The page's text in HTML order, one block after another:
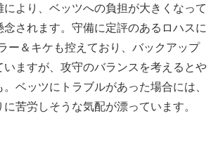
により、ベッツへの負担が大きくなって
念されます。守備に定評のあるロハスに
ー＆キケも控えており、バックアップ
いますが、攻守のバランスを考えるとや
ベッツにトラブルがあった場合には、
苦労しそうな気配が漂っています。